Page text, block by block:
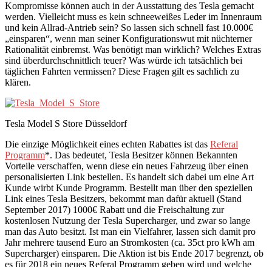
Kompromisse können auch in der Ausstattung des Tesla gemacht
werden. Vielleicht muss es kein schneeweißes Leder im Innenraum
und kein Allrad-Antrieb sein? So lassen sich schnell fast 10.000€
„einsparen“, wenn man seiner Konfigurationswut mit nüchterner
Rationalität einbremst. Was benötigt man wirklich? Welches Extras
sind überdurchschnittlich teuer? Was würde ich tatsächlich bei
täglichen Fahrten vermissen? Diese Fragen gilt es sachlich zu
klären.
Tesla Model S Store Düsseldorf
Die einzige Möglichkeit eines echten Rabattes ist das Referal
Programm*. Das bedeutet, Tesla Besitzer können Bekannten
Vorteile verschaffen, wenn diese ein neues Fahrzeug über einen
personalisierten Link bestellen. Es handelt sich dabei um eine Art
Kunde wirbt Kunde Programm. Bestellt man über den speziellen
Link eines Tesla Besitzers, bekommt man dafür aktuell (Stand
September 2017) 1000€ Rabatt und die Freischaltung zur
kostenlosen Nutzung der Tesla Supercharger, und zwar so lange
man das Auto besitzt. Ist man ein Vielfahrer, lassen sich damit pro
Jahr mehrere tausend Euro an Stromkosten (ca. 35ct pro kWh am
Supercharger) einsparen. Die Aktion ist bis Ende 2017 begrenzt, ob
es für 2018 ein neues Referal Programm geben wird und welche